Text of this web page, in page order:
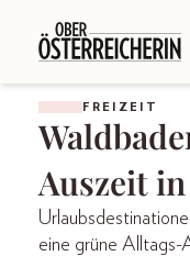
FREIZEIT
Auszeit
eine grüne Alltags-